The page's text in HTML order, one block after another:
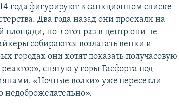
года фигурируют в санкционном списке
Два года назад они проехали на
площади, но в этот раз в центр они не
собираются возлагать венки и
городах они хотят показать получасовую
снятую у горы Гасфорта под
«Ночные волки» уже пересекли
недоброжелательно».